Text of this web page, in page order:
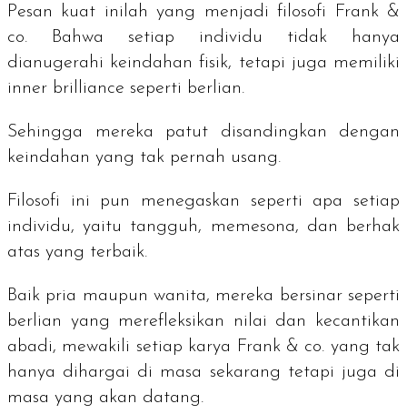
Pesan kuat inilah yang menjadi filosofi Frank &
co. Bahwa setiap individu tidak hanya
dianugerahi keindahan fisik, tetapi juga memiliki
inner brilliance seperti berlian.
Sehingga mereka patut disandingkan dengan
keindahan yang tak pernah usang.
Filosofi ini pun menegaskan seperti apa setiap
individu, yaitu tangguh, memesona, dan berhak
atas yang terbaik.
Baik pria maupun wanita, mereka bersinar seperti
berlian yang merefleksikan nilai dan kecantikan
abadi, mewakili setiap karya Frank & co. yang tak
hanya dihargai di masa sekarang tetapi juga di
masa yang akan datang.